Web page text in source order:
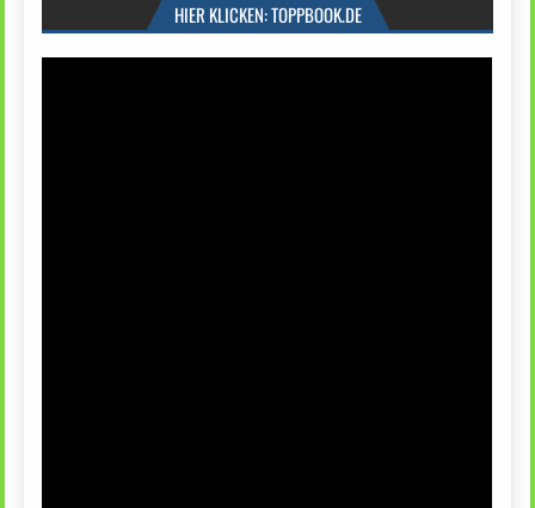
HIER KLICKEN: TOPPBOOK.DE